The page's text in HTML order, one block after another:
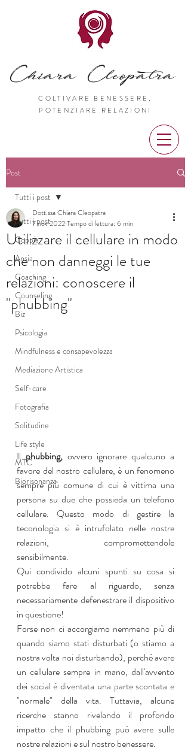
Chiara Cleopatra
COLTIVARE BENESSERE,
POTENZIARE RELAZIONI
Post
Tutti i post
Coppia
Ansia
Coaching
Counseling
Biz
Psicologia
Mindfulness e consapevolezza
Mediazione Artistica
Self-care
Fotografia
Solitudine
Life style
MTC
Biorisonanza
Tutti i post
Utilizzare il cellulare in modo
che non danneggi le tue
relazioni: conoscere il
"phubbing"
Dott.ssa Chiara Cleopatra
7 nov 2022Tempo di lettura: 6 min
Il phubbing, ovvero ignorare qualcuno a
favore del nostro cellulare, è un fenomeno
sempre più comune di cui è vittima una
persona su due che possieda un telefono
cellulare. Questo modo di gestire la
teconologia si è intrufolato nelle nostre
relazioni, compromettendole
sensibilmente.
Qui condivido alcuni spunti su cosa si
potrebbe fare al riguardo, senza
necessariamente defenestrare il dispositivo
in questione!
Forse non ci accorgiamo nemmeno più di
quando siamo stati disturbati (o stiamo a
nostra volta noi disturbando), perché avere
un cellulare sempre in mano, dall'avvento
dei social è diventata una parte scontata e
"normale" della vita. Tuttavia, alcune
ricerche stanno rivelando il profondo
impatto che il phubbing può avere sulle
nostre relazioni e sul nostro benessere.